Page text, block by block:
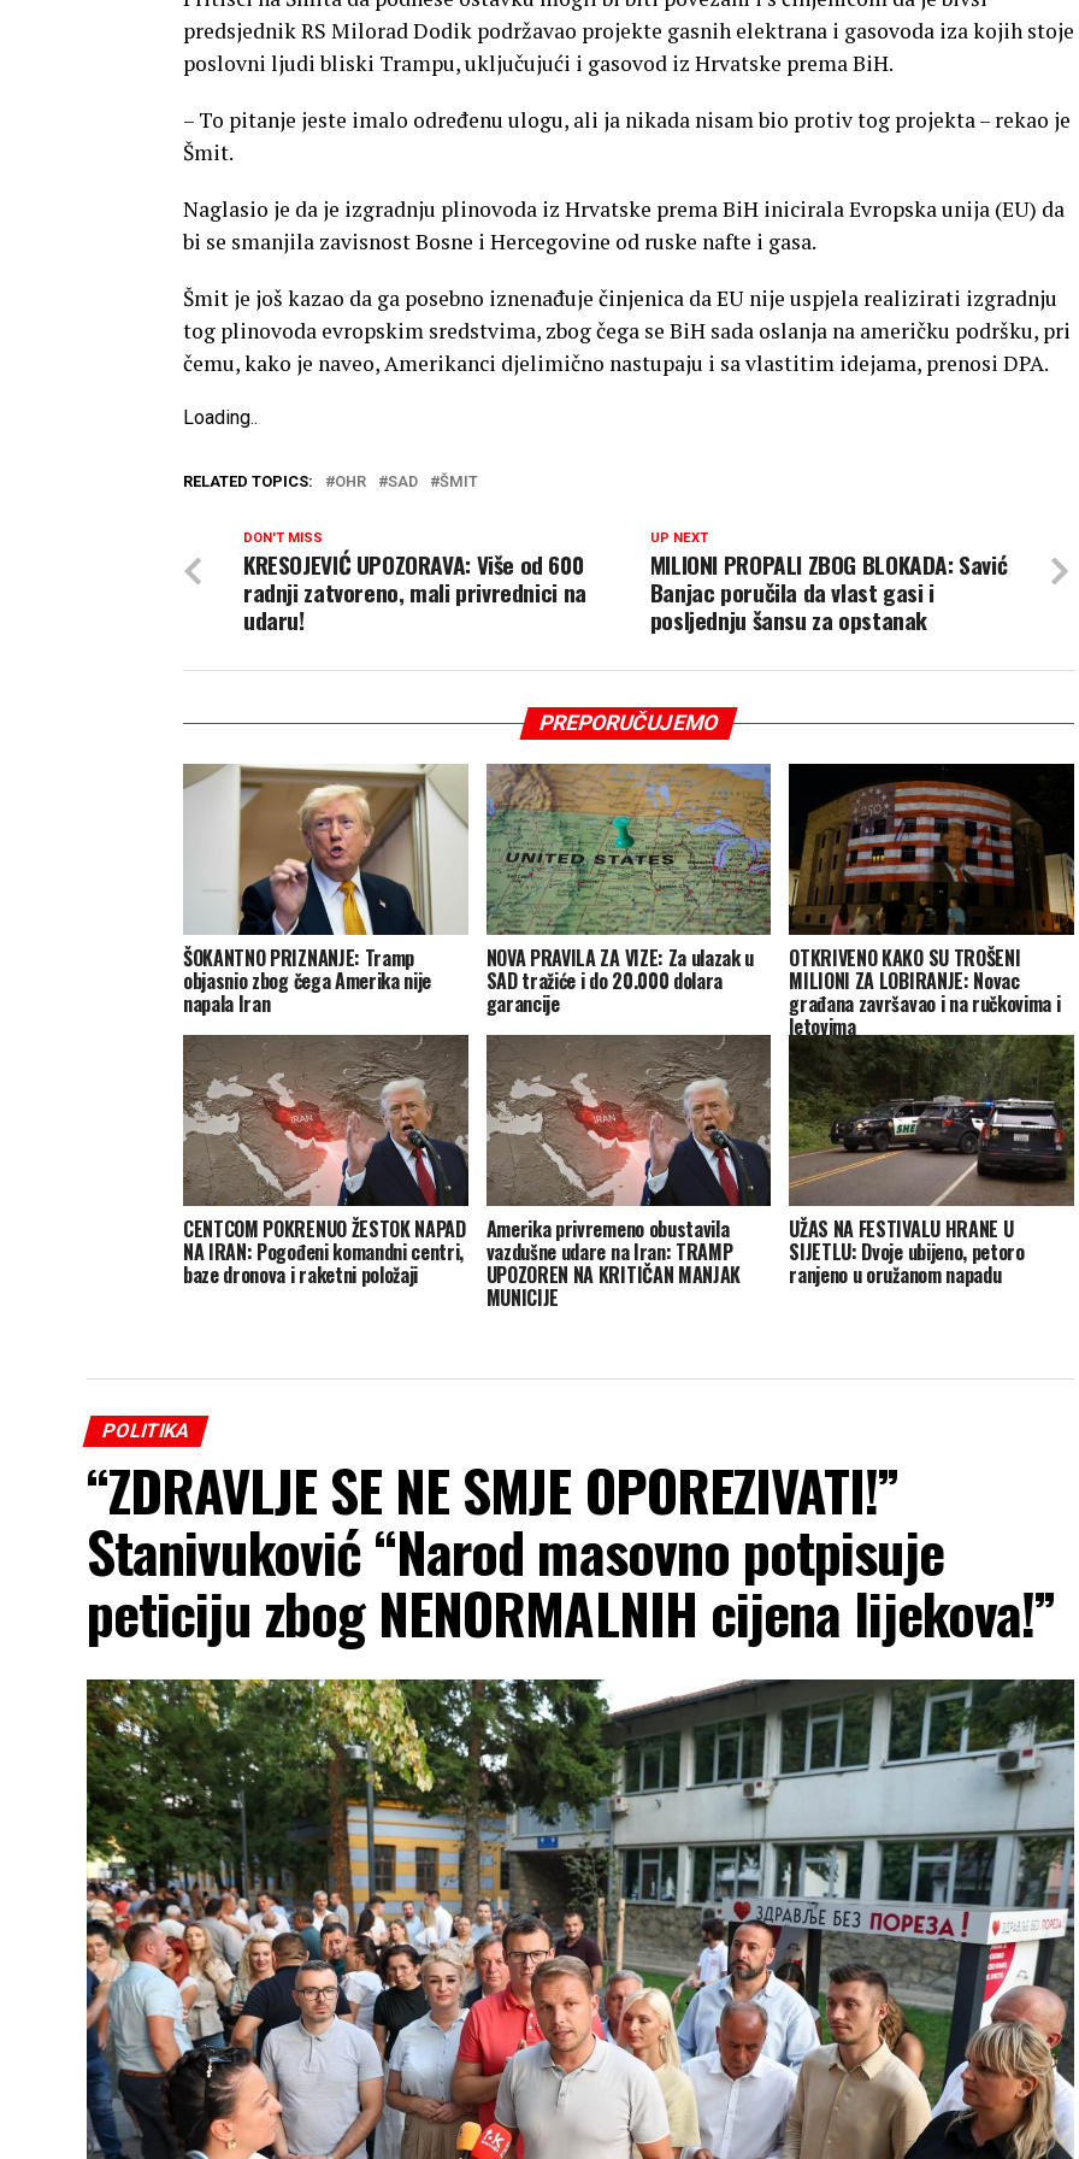
predsjednik RS Milorad Dodik podržavao projekte gasnih elektrana i gasovoda iza kojih stoje
poslovni ljudi bliski Trampu, uključujući i gasovod iz Hrvatske prema BiH.
– To pitanje jeste imalo određenu ulogu, ali ja nikada nisam bio protiv tog projekta – rekao je
Šmit.
Naglasio je da je izgradnju plinovoda iz Hrvatske prema BiH inicirala Evropska unija (EU) da
bi se smanjila zavisnost Bosne i Hercegovine od ruske nafte i gasa.
Šmit je još kazao da ga posebno iznenađuje činjenica da EU nije uspjela realizirati izgradnju
tog plinovoda evropskim sredstvima, zbog čega se BiH sada oslanja na američku podršku, pri
čemu, kako je naveo, Amerikanci djelimično nastupaju i sa vlastitim idejama, prenosi DPA.
Loading...
RELATED TOPICS: OHR SAD ŠMIT
UP NEXT
MILIONI PROPALI ZBOG BLOKADA: Savić
Banjac poručila da vlast gasi i
posljednju šansu za opstanak
DON'T MISS
KRESOJEVIĆ UPOZORAVA: Više od 600
radnji zatvoreno, mali privrednici na
udaru!
PREPORUČUJEMO
ŠOKANTNO PRIZNANJE: Tramp
objasnio zbog čega Amerika nije
napala Iran
NOVA PRAVILA ZA VIZE: Za ulazak u
SAD tražiće i do 20.000 dolara
garancije
OTKRIVENO KAKO SU TROŠENI
MILIONI ZA LOBIRANJE: Novac
građana završavao i na ručkovima i
letovima
CENTCOM POKRENUO ŽESTOK NAPAD
NA IRAN: Pogođeni komandni centri,
baze dronova i raketni položaji
Amerika privremeno obustavila
vazdušne udare na Iran: TRAMP
UPOZOREN NA KRITIČAN MANJAK
MUNICIJE
UŽAS NA FESTIVALU HRANE U
SIJETLU: Dvoje ubijeno, petoro
ranjeno u oružanom napadu
POLITIKA
“ZDRAVLJE SE NE SMJE OPOREZIVATI!”
Stanivuković “Narod masovno potpisuje
peticiju zbog NENORMALNIH cijena lijekova!”